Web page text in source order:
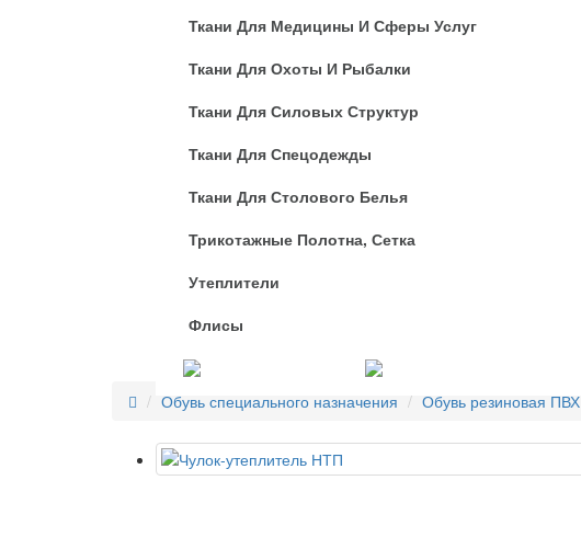
Ткани Для Медицины И Сферы Услуг
Ткани Для Охоты И Рыбалки
Ткани Для Силовых Структур
Ткани Для Спецодежды
Ткани Для Столового Белья
Трикотажные Полотна, Сетка
Утеплители
Флисы
Обувь специального назначения
Обувь резиновая ПВХ